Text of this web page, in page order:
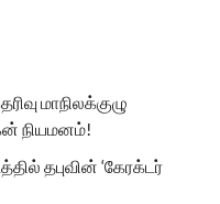
மாநிலக்குழு
நியமனம்!
தபுவின் ‘கேரக்டர்